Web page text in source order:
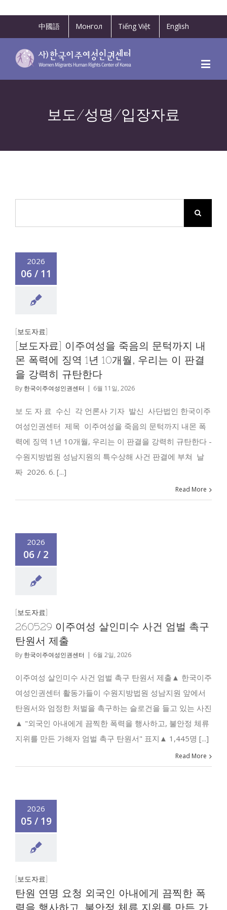
中國語 Монгол Tiếng Việt English
보도/성명/입장자료
2026
06 / 11
[보도자료]
[보도자료] 이주여성을 죽음의 문턱까지 내
몬 폭력에 징역 1년 10개월, 우리는 이 판결
을 강력히 규탄한다
By 한국이주여성인권센터 | 6월 11일, 2026
보 도 자 료 수신 각 언론사 기자 발신 사단법인 한국이주
여성인권센터 제목 이주여성을 죽음의 문턱까지 내몬 폭
력에 징역 1년 10개월, 우리는 이 판결을 강력히 규탄한다 -
수원지방법원 성남지원의 특수상해 사건 판결에 부쳐 날
짜 2026. 6. [...]
Read More
2026
06 / 2
[보도자료]
260529 이주여성 살인미수 사건 엄벌 촉구
탄원서 제출
By 한국이주여성인권센터 | 6월 2일, 2026
이주여성 살인미수 사건 엄벌 촉구 탄원서 제출▲ 한국이주
여성인권센터 활동가들이 수원지방법원 성남지원 앞에서
탄원서와 엄정한 처벌을 촉구하는 슬로건을 들고 있는 사진
▲ "외국인 아내에게 끔찍한 폭력을 행사하고, 불안정 체류
지위를 만든 가해자 엄벌 촉구 탄원서" 표지▲ 1,445명 [...]
Read More
2026
05 / 19
[보도자료]
탄원 연명 요청 외국인 아내에게 끔찍한 폭
력을 행사하고, 불안정 체류 지위를 만든 가